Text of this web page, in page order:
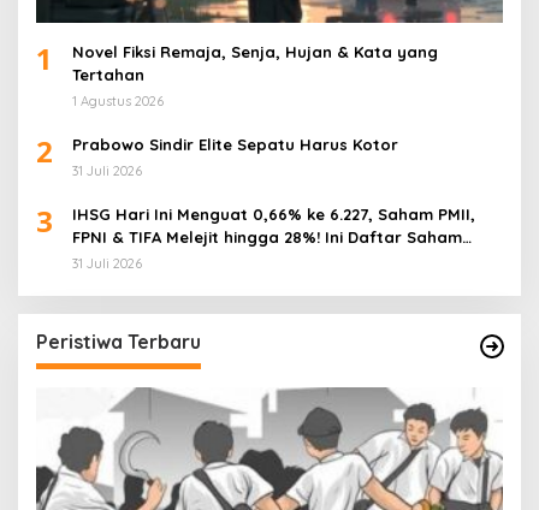
1
Novel Fiksi Remaja, Senja, Hujan & Kata yang
Tertahan
1 Agustus 2026
2 Prabowo Sindir Elite Sepatu Harus Kotor
31 Juli 2026
3
IHSG Hari Ini Menguat 0,66% ke 6.227, Saham PMII,
FPNI & TIFA Melejit hingga 28%! Ini Daftar Saham
Paling Cuan & Volume Tertinggi 31 Juli 2026
31 Juli 2026
Peristiwa Terbaru